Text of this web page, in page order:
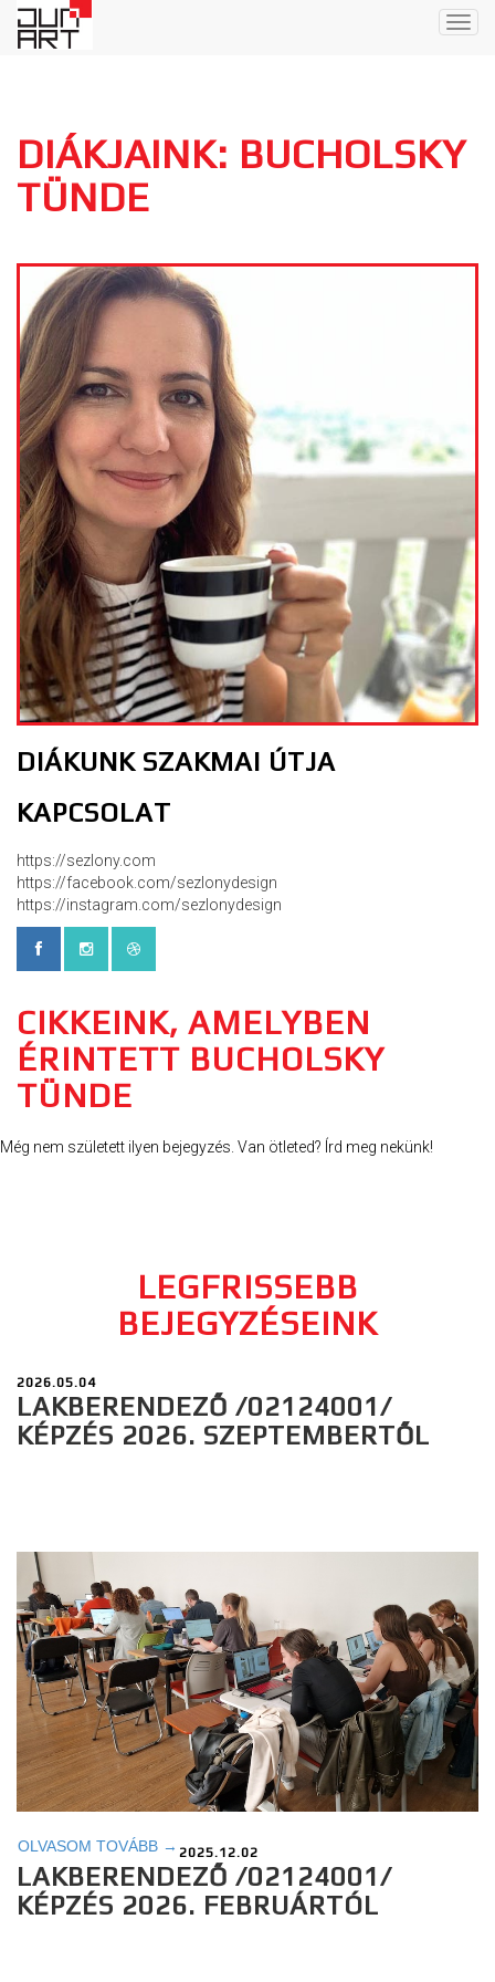
DIÁKJAINK: BUCHOLSKY
TÜNDE
DIÁKUNK SZAKMAI ÚTJA
KAPCSOLAT
https://sezlony.com
https://facebook.com/sezlonydesign
https://instagram.com/sezlonydesign
CIKKEINK, AMELYBEN
ÉRINTETT BUCHOLSKY
TÜNDE
Még nem született ilyen bejegyzés. Van ötleted? Írd meg nekünk!
LEGFRISSEBB
BEJEGYZÉSEINK
2026.05.04
LAKBERENDEZŐ /02124001/
KÉPZÉS 2026. SZEPTEMBERTŐL
OLVASOM TOVÁBB → 2025.12.02
LAKBERENDEZŐ /02124001/
KÉPZÉS 2026. FEBRUÁRTÓL